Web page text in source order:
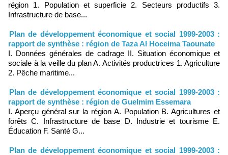
région 1. Population et superficie 2. Secteurs productifs 3.
Infrastructure de base...
Plan de développement économique et social 1999-2003 :
rapport de synthèse : région de Taza Al Hoceima Taounate
I. Données générales de cadrage II. Situation économique et
sociale à la veille du plan A. Activités productrices 1. Agriculture
2. Pêche maritime...
Plan de développement économique et social 1999-2003 :
rapport de synthèse : région de Guelmim Essemara
I. Aperçu général sur la région A. Population B. Agricultures et
forêts C. Infrastructure de base D. Industrie et tourisme E.
Éducation F. Santé G...
Plan de développement économique et social 1999-2003 :